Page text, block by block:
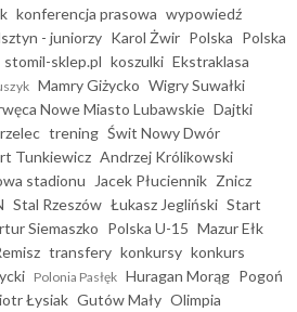
konferencja prasowa wypowiedź
- juniorzy Karol Żwir Polska Polska
stomil-sklep.pl koszulki Ekstraklasa
Mamry Giżycko Wigry Suwałki
Nowe Miasto Lubawskie Dajtki
trening Świt Nowy Dwór
Tunkiewicz Andrzej Królikowski
stadionu Jacek Płuciennik Znicz
Stal Rzeszów Łukasz Jegliński Start
Siemaszko Polska U-15 Mazur Ełk
transfery konkursy konkurs
Polonia Pasłęk Huragan Morąg Pogoń
Łysiak Gutów Mały Olimpia